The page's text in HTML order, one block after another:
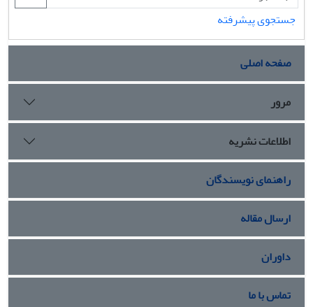
جستجوی پیشرفته
صفحه اصلی
مرور
اطلاعات نشریه
راهنمای نویسندگان
ارسال مقاله
داوران
تماس با ما